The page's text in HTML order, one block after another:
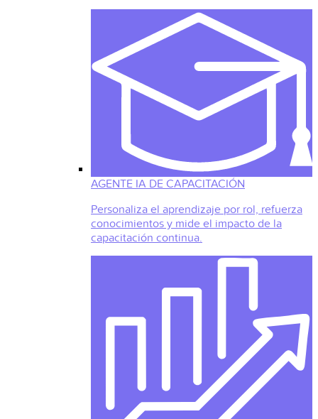
AGENTE IA DE CAPACITACIÓN
Personaliza el aprendizaje por rol, refuerza
conocimientos y mide el impacto de la
capacitación continua.